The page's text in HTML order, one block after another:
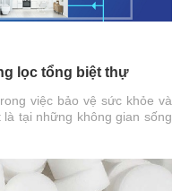
lọc tổng biệt thự
việc bảo vệ sức khỏe và
tại những không gian sống